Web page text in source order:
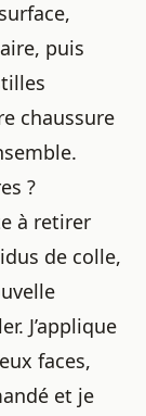
puis
chaussure
?
à retirer
de colle,
J’applique
faces,
et je